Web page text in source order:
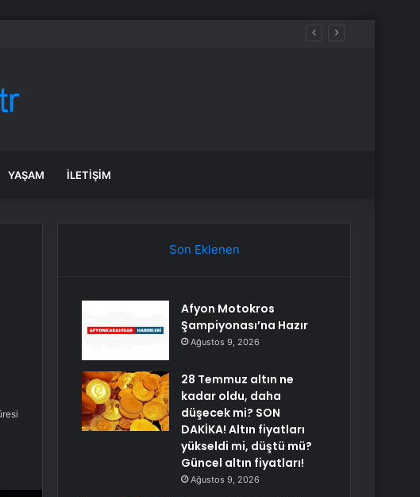
yükseldi mi, düştü mü? Güncel altın fiyatları!
YAŞAM İLETIŞIM
Son Eklenen
Afyon Motokros
Şampiyonası’na Hazır
Ağustos 9, 2026
28 Temmuz altın ne
kadar oldu, daha
düşecek mi? SON
DAKİKA! Altın fiyatları
yükseldi mi, düştü mü?
Güncel altın fiyatları!
Ağustos 9, 2026